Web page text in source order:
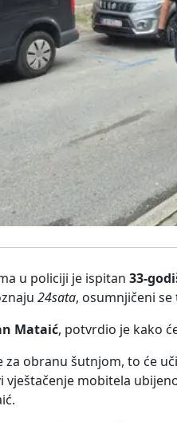
u policiji je ispitan 33-
24sata, osumnjičeni
Mataić, potvrdio je kako
za obranu šutnjom, to će
vještačenje mobitela